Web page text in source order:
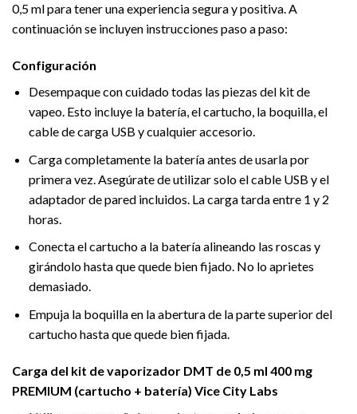
0,5 ml para tener una experiencia segura y positiva. A
continuación se incluyen instrucciones paso a paso:
Configuración
Desempaque con cuidado todas las piezas del kit de
vapeo. Esto incluye la batería, el cartucho, la boquilla, el
cable de carga USB y cualquier accesorio.
Carga completamente la batería antes de usarla por
primera vez. Asegúrate de utilizar solo el cable USB y el
adaptador de pared incluidos. La carga tarda entre 1 y 2
horas.
Conecta el cartucho a la batería alineando las roscas y
girándolo hasta que quede bien fijado. No lo aprietes
demasiado.
Empuja la boquilla en la abertura de la parte superior del
cartucho hasta que quede bien fijada.
Carga del kit de vaporizador DMT de 0,5 ml 400 mg
PREMIUM (cartucho + batería) Vice City Labs